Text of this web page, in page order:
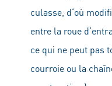
culasse, d‘où
entre la roue
ce qui ne peut pas
courroie ou la